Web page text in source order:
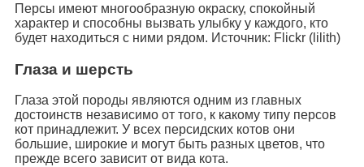
Персы имеют многообразную окраску, спокойный
характер и способны вызвать улыбку у каждого, кто
будет находиться с ними рядом. Источник: Flickr (lilith)
Глаза и шерсть
Глаза этой породы являются одним из главных
достоинств независимо от того, к какому типу персов
кот принадлежит. У всех персидских котов они
большие, широкие и могут быть разных цветов, что
прежде всего зависит от вида кота.